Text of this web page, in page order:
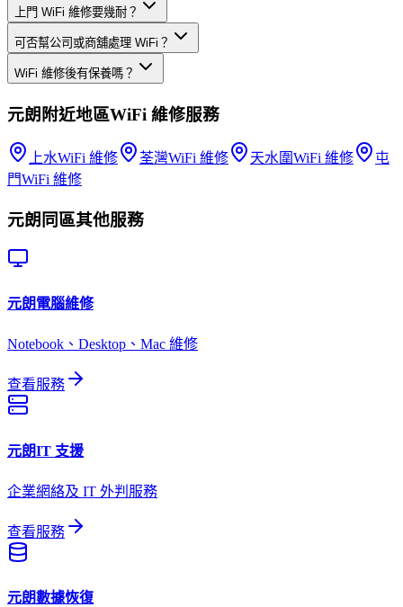
上門 WiFi 維修要幾耐？
可否幫公司或商舖處理 WiFi？
WiFi 維修後有保養嗎？
元朗 附近地區WiFi 維修服務
上水WiFi 維修 荃灣WiFi 維修 天水圍WiFi 維修
屯
門WiFi 維修
元朗 同區其他服務
元朗電腦維修
Notebook、Desktop、Mac 維修
查看服務
元朗IT 支援
企業網絡及 IT 外判服務
查看服務
元朗數據恢復